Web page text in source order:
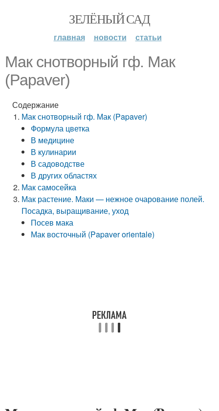
ЗЕЛЁНЫЙ САД
главная новости статьи
Мак снотворный гф. Мак
(Papaver)
Содержание
Мак снотворный гф. Мак (Papaver)
Формула цветка
В медицине
В кулинарии
В садоводстве
В других областях
Мак самосейка
Мак растение. Маки — нежное очарование полей.
Посадка, выращивание, уход
Посев мака
Мак восточный (Papaver orientale)